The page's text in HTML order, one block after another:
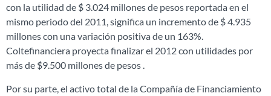
con la utilidad de $ 3.024 millones de pesos reportada en el
mismo periodo del 2011, significa un incremento de $ 4.935
millones con una variación positiva de un 163%.
Coltefinanciera proyecta finalizar el 2012 con utilidades por
más de $9.500 millones de pesos .
Por su parte, el activo total de la Compañía de Financiamiento